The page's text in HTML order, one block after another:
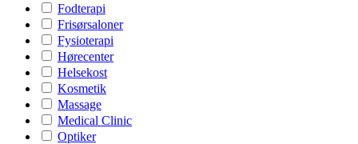
Fodterapi
Frisørsaloner
Fysioterapi
Hørecenter
Helsekost
Kosmetik
Massage
Medical Clinic
Optiker